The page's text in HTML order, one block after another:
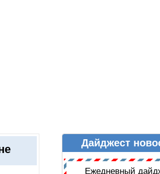
ДАЙДЖЕСТ НОВОСТЕЙ
Дайджест
Ежедневный